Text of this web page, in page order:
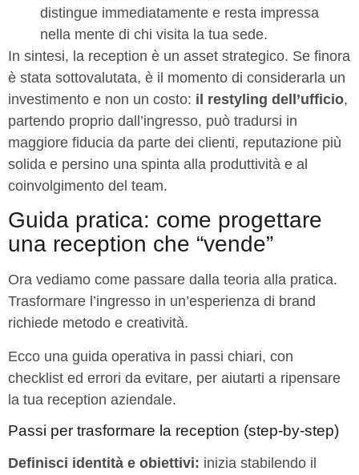
distingue immediatamente e resta impressa
nella mente di chi visita la tua sede.
In sintesi, la reception è un asset strategico. Se finora
è stata sottovalutata, è il momento di considerarla un
investimento e non un costo: il restyling dell’ufficio,
partendo proprio dall’ingresso, può tradursi in
maggiore fiducia da parte dei clienti, reputazione più
solida e persino una spinta alla produttività e al
coinvolgimento del team.
Guida pratica: come progettare
una reception che “vende”
Ora vediamo come passare dalla teoria alla pratica.
Trasformare l’ingresso in un’esperienza di brand
richiede metodo e creatività.
Ecco una guida operativa in passi chiari, con
checklist ed errori da evitare, per aiutarti a ripensare
la tua reception aziendale.
Passi per trasformare la reception (step-by-step)
Definisci identità e obiettivi: inizia stabilendo il